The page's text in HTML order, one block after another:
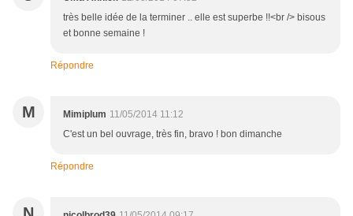
très belle idée de la terminer .. elle est superbe !!<br /> bisous
et bonne semaine !
Répondre
M Mimiplum 11/05/2014 11:12
C'est un bel ouvrage, très fin, bravo ! bon dimanche
Répondre